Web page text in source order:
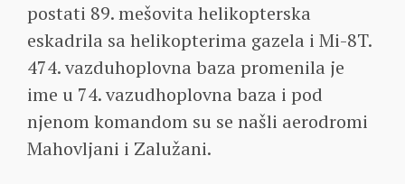
postati 89. mešovita helikopterska
eskadrila sa helikopterima gazela i Mi-8T.
474. vazduhoplovna baza promenila je
ime u 74. vazudhoplovna baza i pod
njenom komandom su se našli aerodromi
Mahovljani i Zalužani.